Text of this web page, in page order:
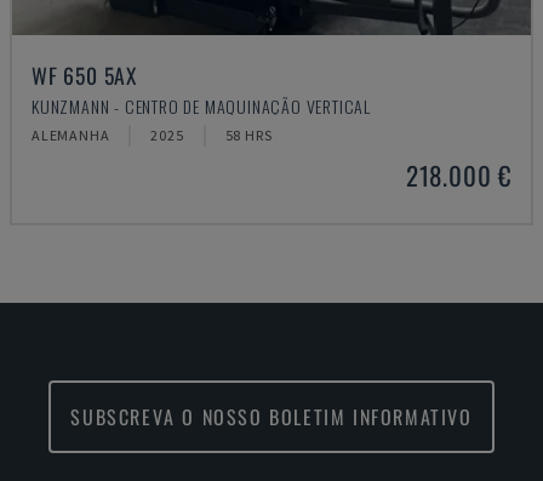
WF 650 5AX
KUNZMANN - CENTRO DE MAQUINAÇÃO VERTICAL
ALEMANHA 2025 58 HRS
218.000 €
SUBSCREVA O NOSSO BOLETIM INFORMATIVO